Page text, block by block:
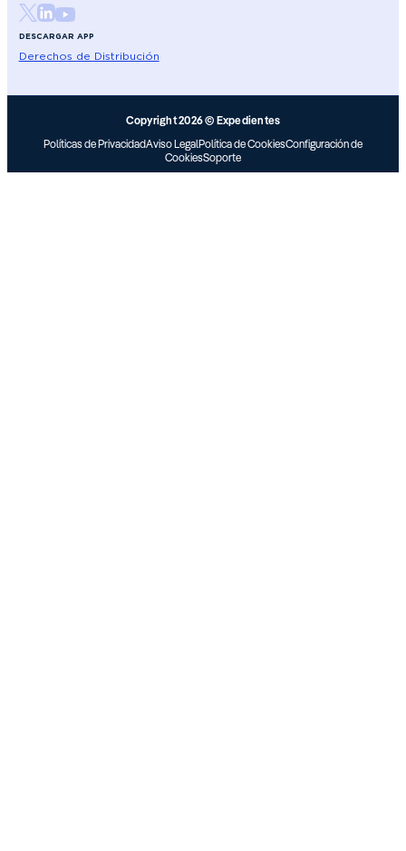
DESCARGAR APP
Derechos de Distribución
Copyright 2026 © Expedientes
Políticas de PrivacidadAviso LegalPolítica de CookiesConfiguración de
CookiesSoporte